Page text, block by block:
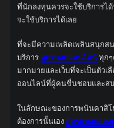
ที่นักลงทุนควรจะใช้บริการ
จะใช้บริการได้เลย
ที่จะมีความเพลิดเพลินสนุกส
บริการสูตรบอลออนไลน์ทุก
มากมายและเว็บที่จะเป็นตัว
ออนไลน์ที่ผู้คนชื่นชอบและส
ในลักษณะของการพนันคาสิ
ต้องการนั้นเองสูตรแทงบอลส